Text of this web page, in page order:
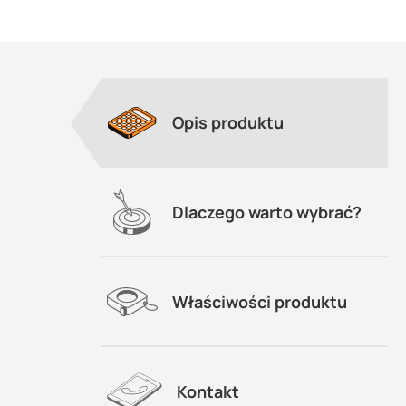
Opis produktu
Dlaczego warto wybrać?
Właściwości produktu
Kontakt